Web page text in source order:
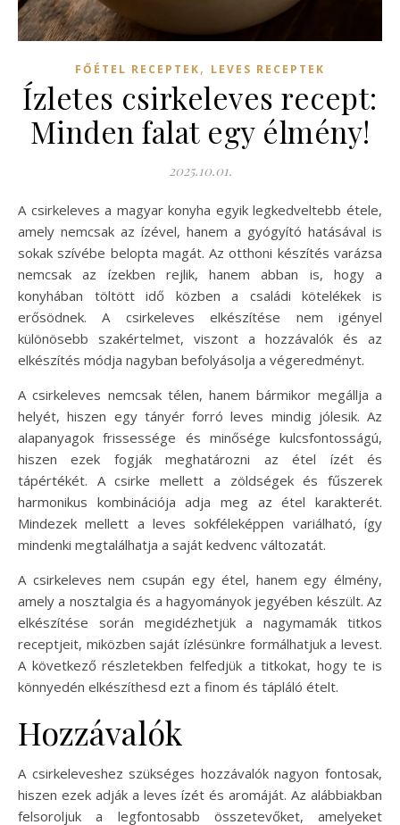
FŐÉTEL RECEPTEK, LEVES RECEPTEK
Ízletes csirkeleves recept:
Minden falat egy élmény!
2025.10.01.
A csirkeleves a magyar konyha egyik legkedveltebb étele,
amely nemcsak az ízével, hanem a gyógyító hatásával is
sokak szívébe belopta magát. Az otthoni készítés varázsa
nemcsak az ízekben rejlik, hanem abban is, hogy a
konyhában töltött idő közben a családi kötelékek is
erősödnek. A csirkeleves elkészítése nem igényel
különösebb szakértelmet, viszont a hozzávalók és az
elkészítés módja nagyban befolyásolja a végeredményt.
A csirkeleves nemcsak télen, hanem bármikor megállja a
helyét, hiszen egy tányér forró leves mindig jólesik. Az
alapanyagok frissessége és minősége kulcsfontosságú,
hiszen ezek fogják meghatározni az étel ízét és
tápértékét. A csirke mellett a zöldségek és fűszerek
harmonikus kombinációja adja meg az étel karakterét.
Mindezek mellett a leves sokféleképpen variálható, így
mindenki megtalálhatja a saját kedvenc változatát.
A csirkeleves nem csupán egy étel, hanem egy élmény,
amely a nosztalgia és a hagyományok jegyében készült. Az
elkészítése során megidézhetjük a nagymamák titkos
receptjeit, miközben saját ízlésünkre formálhatjuk a levest.
A következő részletekben felfedjük a titkokat, hogy te is
könnyedén elkészíthesd ezt a finom és tápláló ételt.
Hozzávalók
A csirkeleveshez szükséges hozzávalók nagyon fontosak,
hiszen ezek adják a leves ízét és aromáját. Az alábbiakban
felsoroljuk a legfontosabb összetevőket, amelyeket